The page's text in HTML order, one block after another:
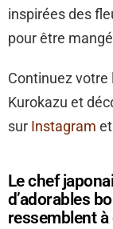
inspirées des
pour être
Continuez votre
Kurokazu et
sur Instagram et
Le chef
d’adorables
ressemblent